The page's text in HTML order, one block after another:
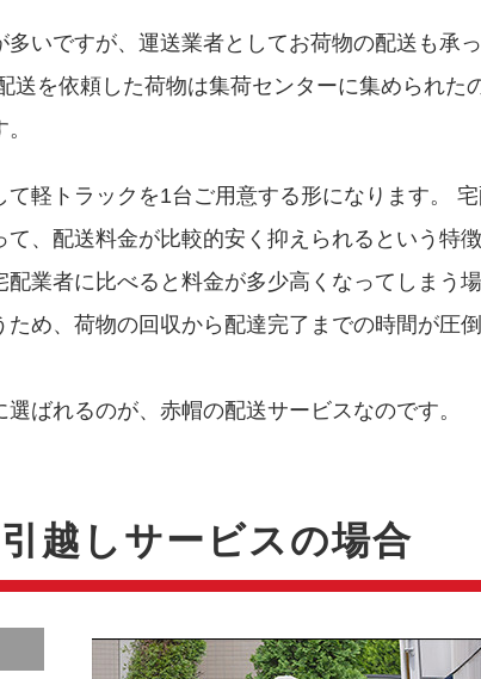
いですが、運送業者としてお荷物の配送も承
送を依頼した荷物は集荷センターに集められた
軽トラックを1台ご用意する形になります。
、配送料金が比較的安く抑えられるという特
業者に比べると料金が多少高くなってしまう
め、荷物の回収から配達完了までの時間が圧
ばれるのが、赤帽の配送サービスなのです。
越しサービスの場合